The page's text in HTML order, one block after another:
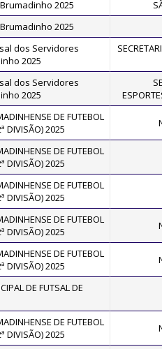
2025
2025
dos Servidores
2025
dos Servidores
2025
DE FUTEBOL
DIVISÃO) 2025
DE FUTEBOL
DIVISÃO) 2025
DE FUTEBOL
DIVISÃO) 2025
DE FUTEBOL
DIVISÃO) 2025
DE FUTEBOL
DIVISÃO) 2025
DE FUTSAL DE
DE FUTEBOL
DIVISÃO) 2025